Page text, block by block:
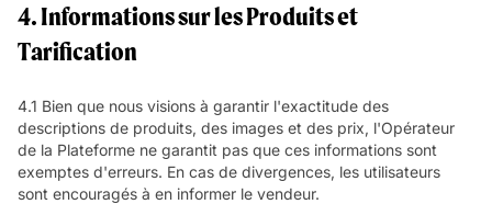
4. Informations sur les Produits et
Tarification
4.1 Bien que nous visions à garantir l'exactitude des
descriptions de produits, des images et des prix, l'Opérateur
de la Plateforme ne garantit pas que ces informations sont
exemptes d'erreurs. En cas de divergences, les utilisateurs
sont encouragés à en informer le vendeur.